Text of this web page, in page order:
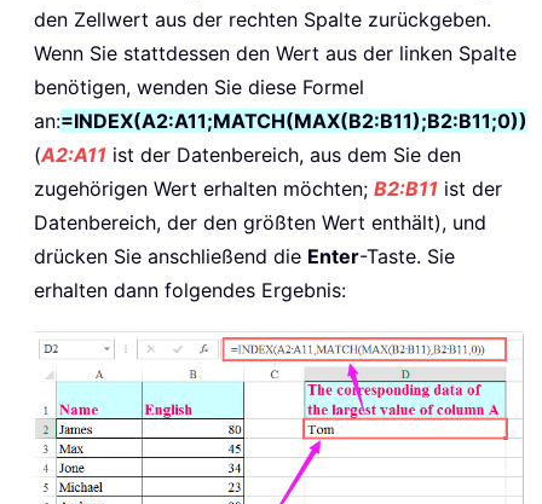
den Zellwert aus der rechten Spalte zurückgeben.
Wenn Sie stattdessen den Wert aus der linken Spalte
benötigen, wenden Sie diese Formel
an:=INDEX(A2:A11;MATCH(MAX(B2:B11);B2:B11;0))
(A2:A11 ist der Datenbereich, aus dem Sie den
zugehörigen Wert erhalten möchten; B2:B11 ist der
Datenbereich, der den größten Wert enthält), und
drücken Sie anschließend die Enter-Taste. Sie
erhalten dann folgendes Ergebnis: